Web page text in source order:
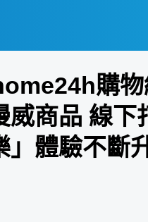
購
威商品 線
」體驗不斷